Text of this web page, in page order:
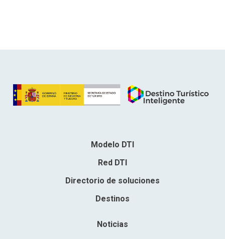
Modelo DTI
Red DTI
Directorio de soluciones
Destinos
Noticias